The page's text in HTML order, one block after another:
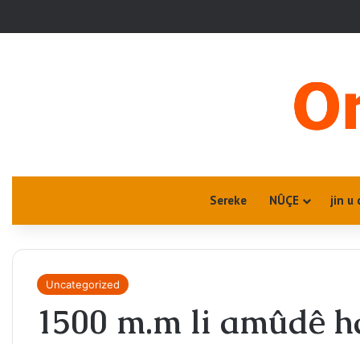
Sereke NÛÇE jin u
Uncategorized
1500 m.m li amûdê